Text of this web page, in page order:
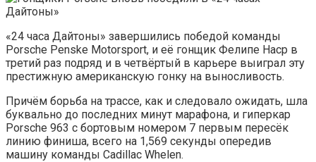
«24 часа Дайтоны» завершились победой команды
Porsche Penske Motorsport, и её гонщик Фелипе Наср в
третий раз подряд и в четвёртый в карьере выиграл эту
престижную американскую гонку на выносливость.
Причём борьба на трассе, как и следовало ожидать, шла
буквально до последних минут марафона, и гиперкар
Porsche 963 с бортовым номером 7 первым пересёк
линию финиша, всего на 1,569 секунды опередив
машину команды Cadillac Whelen.